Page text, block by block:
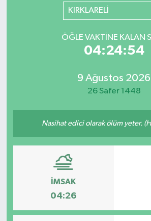
KIRKLARELİ
ÖĞLE VAKTINE KALAN
04:24:54
9 Ağustos 2026
26 Safer 1448
Nasihat edici olarak ölüm yeter.
İMSAK
04:26